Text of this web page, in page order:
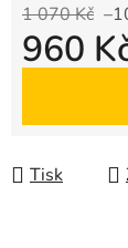
1 070 Kč
960
Tisk